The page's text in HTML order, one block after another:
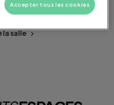
maintenant
la salle
Accepter tous les cookies